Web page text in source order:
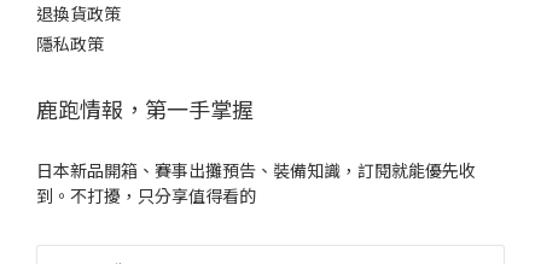
退換貨政策
隱私政策
鹿跑情報，第一手掌握
日本新品開箱、賽事出攤預告、裝備知識，訂閱就能優先收
到。不打擾，只分享值得看的